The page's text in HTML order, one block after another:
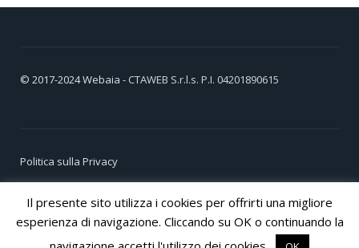
© 2017-2024Webaia - CTAWEB S.r.l.s. P.I. 04201890615
Politica sulla Privacy
Cookie Policy
Il presente sito utilizza i cookies per offrirti una migliore
esperienza di navigazione. Cliccando su OK o continuando la